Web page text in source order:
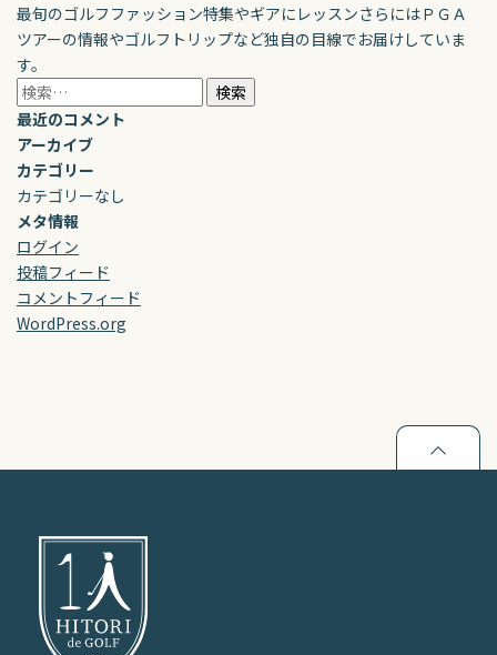
最旬のゴルフファッション特集やギアにレッスンさらにはＰＧＡ
ツアーの情報やゴルフトリップなど独自の目線でお届けしていま
す。
検
索:
最近のコメント
アーカイブ
カテゴリー
カテゴリーなし
メタ情報
ログイン
投稿フィード
コメントフィード
WordPress.org